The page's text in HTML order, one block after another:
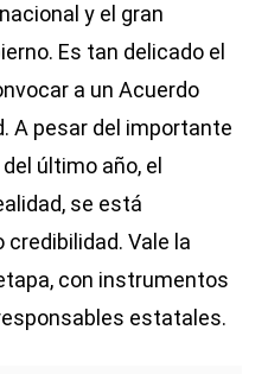
y el gran
Es tan delicado el
a un Acuerdo
A pesar del importante
último año, el
se está
Vale la
con instrumentos
estatales.